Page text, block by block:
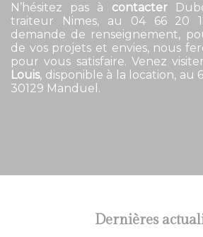
N’hésitez pas à contacter
traiteur Nimes, au 04 66 20
demande de renseignement,
de vos projets et envies, nous
pour vous satisfaire. Venez
Louis, disponible à la location, au
30129 Manduel.
Dernières